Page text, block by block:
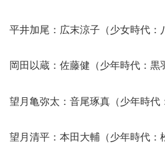
平井加尾：広末涼子（少女時代：
岡田以蔵：佐藤健（少年時代：黒
望月亀弥太：音尾琢真（少年時代
望月清平：本田大輔（少年時代：